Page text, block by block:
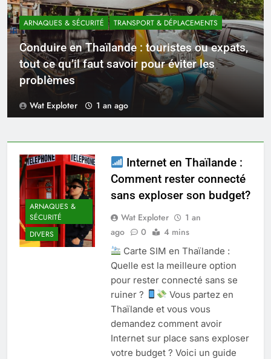
ARNAQUES & SÉCURITÉ TRANSPORT & DÉPLACEMENTS
Conduire en Thaïlande : touristes ou expats,
tout ce qu’il faut savoir pour éviter les
problèmes
Wat Exploter 1 an ago
ARNAQUES &
SÉCURITÉ
DIVERS
Internet en Thaïlande :
Comment rester connecté
sans exploser son budget?
Wat Exploter
1 an
ago
0 4 mins
Carte SIM en Thaïlande :
Quelle est la meilleure option
pour rester connecté sans se
ruiner ?
Vous partez en
Thaïlande et vous vous
demandez comment avoir
Internet sur place sans exploser
votre budget ? Voici un guide